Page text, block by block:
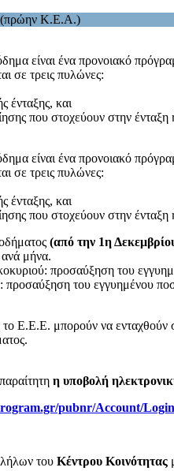
(πρώην Κ.Ε.Α.)
είναι ένα προνοιακό
σε τρεις πυλώνες:
ένταξης, και
που στοχεύουν στην
είναι ένα προνοιακό
σε τρεις πυλώνες:
ένταξης, και
που στοχεύουν στην
(από την 1η
ανά μήνα.
προσαύξηση του
προσαύξηση του εγγυημένου
το Ε.Ε.Ε. μπορούν να
η υποβολή
pubnr/Account/Login
του Κέντρου Κοινότητας